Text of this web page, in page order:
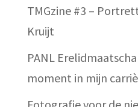
TMGzine #3 –
Kruijt
PANL
moment in mijn